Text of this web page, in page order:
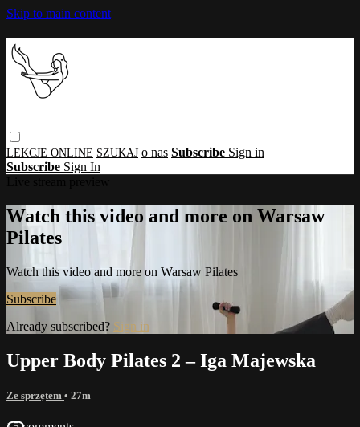
Skip to main content
o nas Subscribe Sign in
Subscribe Sign In
Watch this video and more on Warsaw
Pilates
Watch this video and more on Warsaw Pilates
Subscribe
Already subscribed? Sign in
Upper Body Pilates 2 – Iga Majewska
Ze sprzętem • 27m